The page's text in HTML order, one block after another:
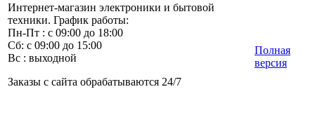
Интернет-магазин электроники и бытовой
техники. График работы:
Пн-Пт : с 09:00 до 18:00
Сб: с 09:00 до 15:00
Вс : выходной
Заказы с сайта обрабатываются 24/7
Полная
версия